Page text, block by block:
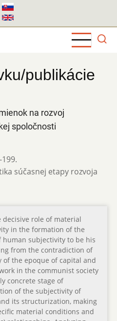
publikácie
na rozvoj
spoločnosti
súčasnej etapy rozvoja
role of material
in the formation of the
human subjectivity to be his
from the contradiction of
of the epoque of capital and
in the communist society
concrete stage of
of the subjectivity of
its structurization, making
material conditions and